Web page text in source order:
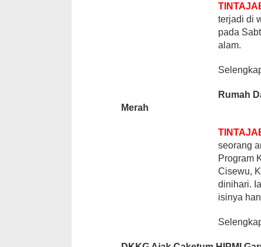
terjadi di
pada
alam.
Rumah
Merah
seorang
Program
Cisewu,
dinihari.
isinya